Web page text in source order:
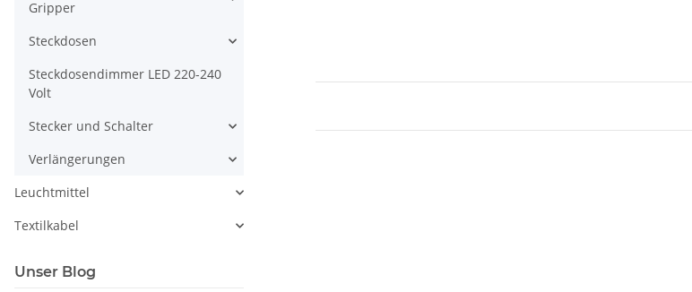
Gripper
Steckdosen
Steckdosendimmer LED 220-240
Volt
Stecker und Schalter
Verlängerungen
Leuchtmittel
Textilkabel
Unser Blog